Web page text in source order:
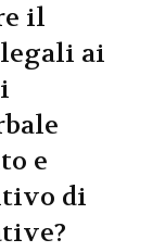
il
ai
e
di